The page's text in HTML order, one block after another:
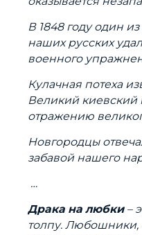
В 1848 году один
наших русских
военного
Кулачная потеха
Великий киевский
отражению
Новгородцы
забавой нашего
…
Драка на любки–
толпу. Любошники,